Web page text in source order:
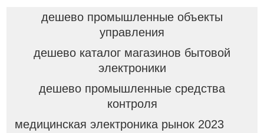
дешево промышленные объекты
управления
дешево каталог магазинов бытовой
электроники
дешево промышленные средства
контроля
медицинская электроника рынок 2023